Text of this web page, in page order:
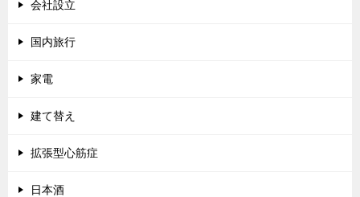
会社設立
国内旅行
家電
建て替え
拡張型心筋症
日本酒